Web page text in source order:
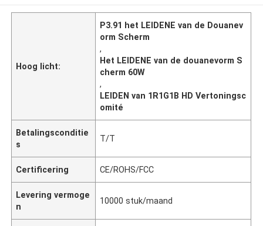
Hoog licht:
P3.91 het LEIDENE van de Douanev
orm Scherm
,
Het LEIDENE van de douanevorm S
cherm 60W
,
LEIDEN van 1R1G1B HD Vertoningsc
omité
Betalingsconditie
s
T/T
Certificering CE/ROHS/FCC
Levering vermoge
n
10000 stuk/maand